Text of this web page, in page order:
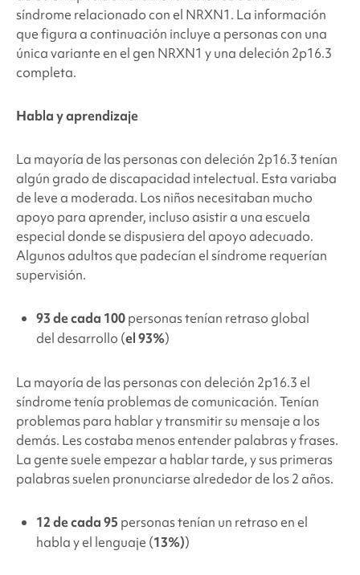
síndrome relacionado con el NRXN1. La información
que figura a continuación incluye a personas con una
única variante en el gen NRXN1 y una deleción 2p16.3
completa.
Habla y aprendizaje
La mayoría de las personas con deleción 2p16.3tenían
algún grado de discapacidad intelectual. Esta variaba
de leve a moderada. Los niños necesitaban mucho
apoyo para aprender, incluso asistir a una escuela
especial donde se dispusiera del apoyo adecuado.
Algunos adultos que padecían el síndrome requerían
supervisión.
93 de cada 100personas tenían retraso global
del desarrollo (el 93%)
La mayoría de las personas con deleción 2p16.3el
síndrome tenía problemas de comunicación. Tenían
problemas para hablar y transmitir su mensaje a los
demás. Les costaba menos entender palabras y frases.
La gente suele empezar a hablar tarde, y sus primeras
palabras suelen pronunciarse alrededor de los 2 años.
12 de cada 95 personas tenían un retraso en el
habla y el lenguaje (13%))